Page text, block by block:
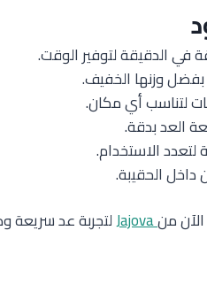
وزنها الخفيف.
لتناسب أي مكان.
الاستخدام.
الحقيبة.
منJajovaلتجربة عد سريعة